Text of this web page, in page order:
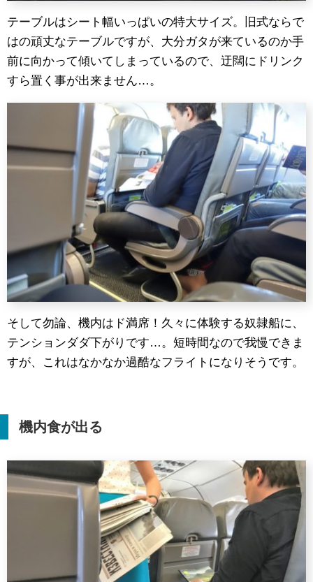
テーブルはシート幅いっぱいの特大サイズ。旧式ならで
はの頑丈なテーブルですが、大分ガタが来ているのか手
前に向かって傾いてしまっているので、迂闊にドリンク
すら置く事が出来ません…。
そして勿論、機内はド満席！久々に体験する奴隷船に、
テンションダダ下がりです…。短時間なので我慢できま
すが、これはなかなか過酷なフライトになりそうです。
機内食が出る